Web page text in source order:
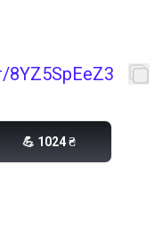
8YZ5SpEeZ3
💪 1024 ₴